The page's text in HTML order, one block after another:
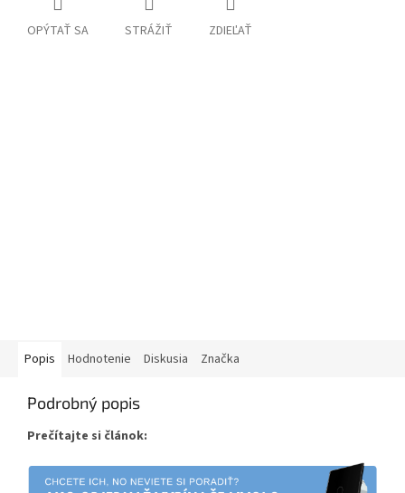
OPÝTAŤ SA STRÁŽIŤ ZDIEĽAŤ
Popis Hodnotenie Diskusia Značka
Podrobný popis
Prečítajte si článok: